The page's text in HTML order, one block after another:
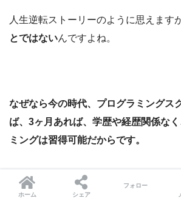
人生逆転ストーリーのように思えますが
とではないんですよね。
なぜなら今の時代、プログラミングス
ば、3ヶ月あれば、学歴や経歴関係な
ミングは習得可能だからです。
ホーム シェア
フォロー